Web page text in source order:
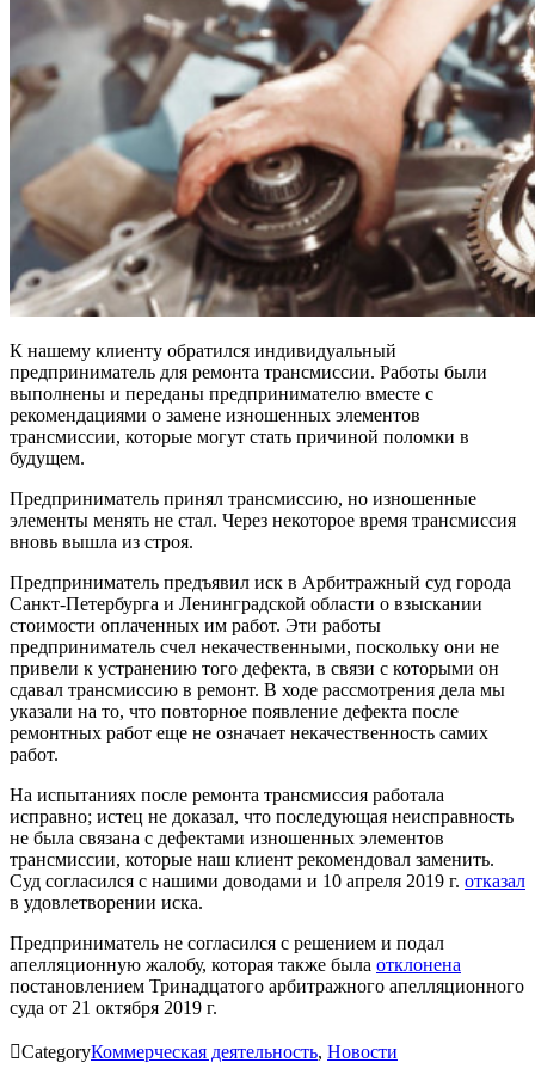
К нашему клиенту обратился индивидуальный
предприниматель для ремонта трансмиссии. Работы были
выполнены и переданы предпринимателю вместе с
рекомендациями о замене изношенных элементов
трансмиссии, которые могут стать причиной поломки в
будущем.
Предприниматель принял трансмиссию, но изношенные
элементы менять не стал. Через некоторое время трансмиссия
вновь вышла из строя.
Предприниматель предъявил иск в Арбитражный суд города
Санкт-Петербурга и Ленинградской области о взыскании
стоимости оплаченных им работ. Эти работы
предприниматель счел некачественными, поскольку они не
привели к устранению того дефекта, в связи с которыми он
сдавал трансмиссию в ремонт. В ходе рассмотрения дела мы
указали на то, что повторное появление дефекта после
ремонтных работ еще не означает некачественность самих
работ.
На испытаниях после ремонта трансмиссия работала
исправно; истец не доказал, что последующая неисправность
не была связана с дефектами изношенных элементов
трансмиссии, которые наш клиент рекомендовал заменить.
Суд согласился с нашими доводами и 10 апреля 2019 г. отказал
в удовлетворении иска.
Предприниматель не согласился с решением и подал
апелляционную жалобу, которая также была отклонена
постановлением Тринадцатого арбитражного апелляционного
суда от 21 октября 2019 г.
CategoryКоммерческая деятельность, Новости